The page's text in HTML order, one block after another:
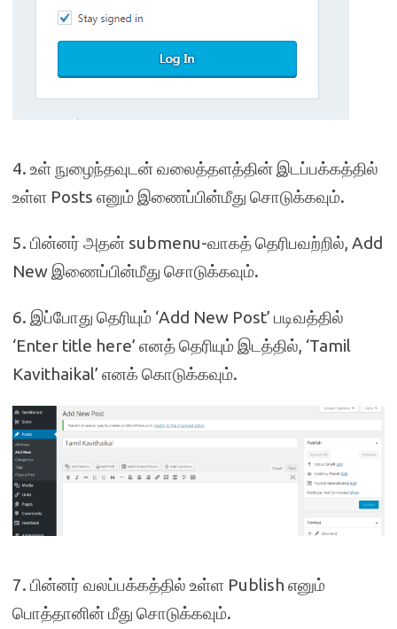
4. உள் நுழைந்தவுடன் வலைத்தளத்தின் இடப்பக்கத்தில்
உள்ள Posts எனும் இணைப்பின்மீது சொடுக்கவும்.
5. பின்னர் அதன் submenu-வாகத் தெரிபவற்றில், Add
New இணைப்பின்மீது சொடுக்கவும்.
6. இப்போது தெரியும் ‘Add New Post’ படிவத்தில்
‘Enter title here’ எனத் தெரியும் இடத்தில், ‘Tamil
Kavithaikal’ எனக் கொடுக்கவும்.
7. பின்னர் வலப்பக்கத்தில் உள்ள Publish எனும்
பொத்தானின் மீது சொடுக்கவும்.